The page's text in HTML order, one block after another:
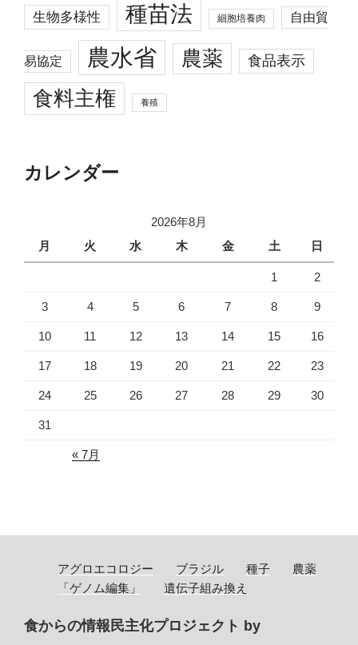
生物多様性 種苗法 細胞培養肉 自由貿
易協定 農水省 農薬 食品表示
食料主権 養殖
カレンダー
2026年8月
月
火 水 木 金 土 日
1 2
3 4 5 6 7 8 9
10 11 12 13 14 15 16
17 18 19 20 21 22 23
24 25 26 27 28 29 30
31
« 7月
アグロエコロジー ブラジル 種子
農薬
「ゲノム編集」
遺伝子組み換え
食からの情報民主化プロジェクト by